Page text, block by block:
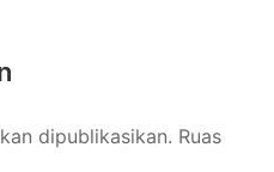
dipublikasikan. Ruas